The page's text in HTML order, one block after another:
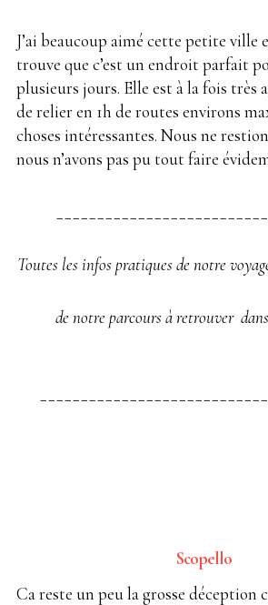
J’ai beaucoup aimé cette petite ville
trouve que c’est un endroit parfait
plusieurs jours. Elle est à la fois très
de relier en 1h de routes environs
choses intéressantes. Nous ne
nous n’avons pas pu tout faire
Toutes les infos pratiques de notre
de notre parcours à retrouver
Scopello
Ca reste un peu la grosse déception